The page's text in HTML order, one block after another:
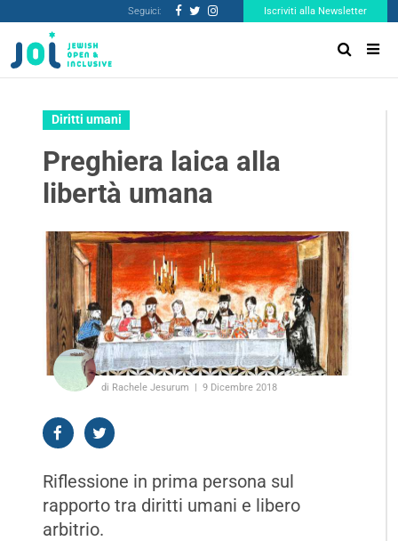
Seguici: Iscriviti alla Newsletter
Diritti umani
Preghiera laica alla
libertà umana
di Rachele Jesurum 9 Dicembre 2018
Riflessione in prima persona sul
rapporto tra diritti umani e libero
arbitrio.